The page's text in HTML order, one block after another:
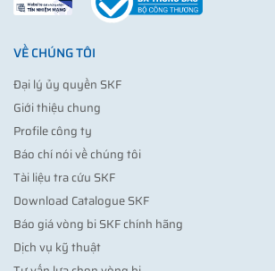
VỀ CHÚNG TÔI
Đại lý ủy quyền SKF
Giới thiệu chung
Profile công ty
Báo chí nói về chúng tôi
Tài liệu tra cứu SKF
Download Catalogue SKF
Báo giá vòng bi SKF chính hãng
Dịch vụ kỹ thuật